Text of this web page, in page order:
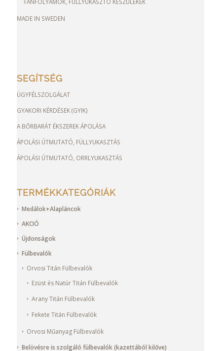
MADE IN SWEDEN
SEGÍTSÉG
ÜGYFÉLSZOLGÁLAT
GYAKORI KÉRDÉSEK (GYIK)
A BŐRBARÁT ÉKSZEREK ÁPOLÁSA
ÁPOLÁSI ÚTMUTATÓ, FÜLLYUKASZTÁS
ÁPOLÁSI ÚTMUTATÓ, ORRLYUKASZTÁS
TERMÉKKATEGÓRIÁK
Medálok+Alapláncok
AKCIÓ
Újdonságok
Fülbevalók
Orvosi Titán Fülbevalók
Ezüst és Natúr Titán Fülbevalók
Arany Titán Fülbevalók
Fekete Titán Fülbevalók
Orvosi Műanyag Fülbevalók
Belövésre is szolgáló fülbevalók (kazettából kilőve)